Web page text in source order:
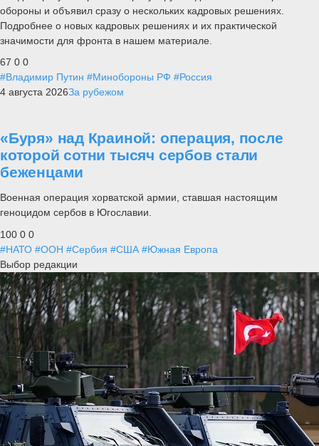
обороны и объявил сразу о нескольких кадровых решениях.
Подробнее о новых кадровых решениях и их практической
значимости для фронта в нашем материале.
67 0 0
#Владимир Путин #Минобороны РФ #Россия
4 августа 2026За рубежом
«Буря» над Краиной: операция, после
которой сотни тысяч сербов стали
беженцами
Военная операция хорватской армии, ставшая настоящим
геноцидом сербов в Югославии.
100 0 0
#НАТО #ООН #Сербия #США #Южная Европа
Выбор редакции